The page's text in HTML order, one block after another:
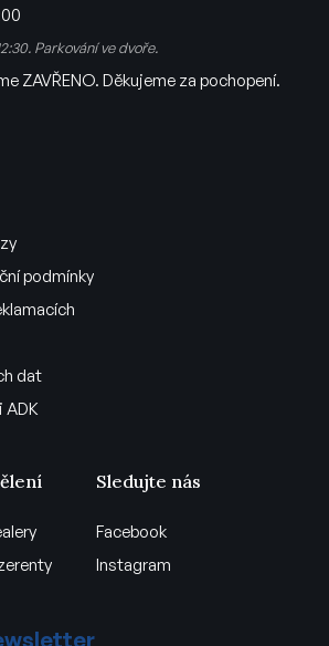
podmínky
dat
ADK
Parkování ve dvoře.
ZAVŘENO. Děkujeme za pochopení.
Sledujte nás
Facebook
Instagram